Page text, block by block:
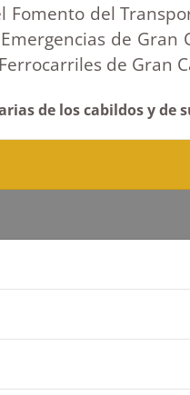
Fomento del
de
de Gran
de los cabildos y de